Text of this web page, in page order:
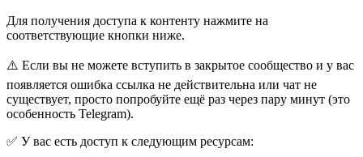
Для получения доступа к контенту нажмите на
соответствующие кнопки ниже.
⚠️ Если вы не можете вступить в закрытое сообщество и у вас
появляется ошибка ссылка не действительна или чат не
существует, просто попробуйте ещё раз через пару минут (это
особенность Telegram).
✅ У вас есть доступ к следующим ресурсам: